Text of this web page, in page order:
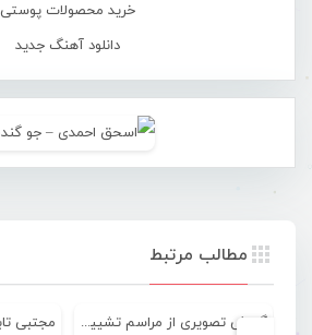
خرید محصولات پوستی
دانلود آهنگ جدید
مطالب مرتبط
گزارش تصویری از مراسم تشییع جنازه و خاکسپاری “پویا پاسلار”